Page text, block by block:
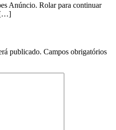
Anúncio. Rolar para continuar
[…]
publicado. Campos obrigatórios